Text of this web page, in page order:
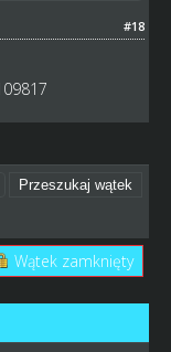
#18
Wątek zamknięty